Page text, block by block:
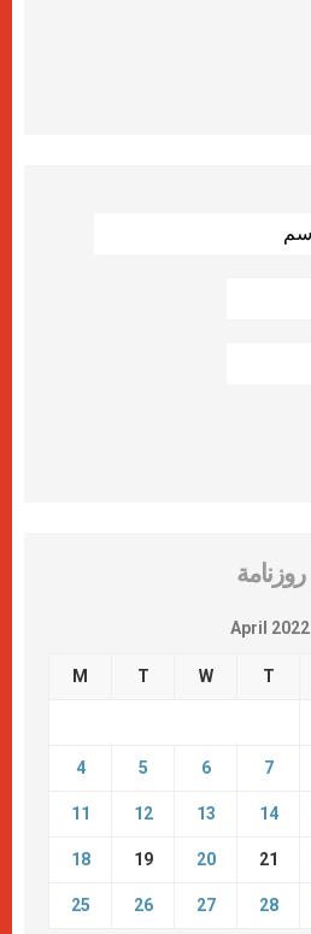
روزنامة
April 2022
M T W T
4 5 6 7
11 12 13 14
18 19 20 21
25 26 27 28